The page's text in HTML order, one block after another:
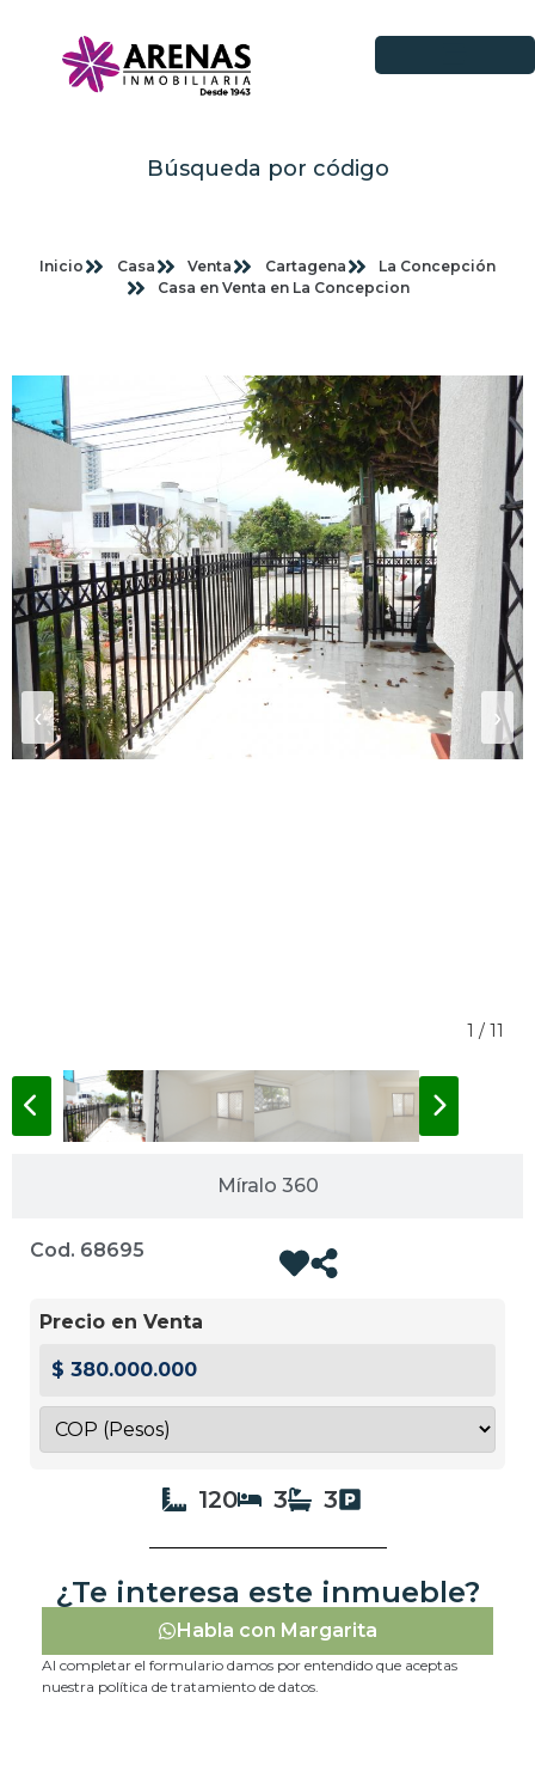
Búsqueda por código
Inicio Casa Venta Cartagena
La Concepción
Casa en Venta en La Concepcion
Míralo 360
1 / 11
‹ ›
Cod. 68695
Precio en Venta
$ 380.000.000
120 3 3
¿Te interesa este inmueble?
Habla con Margarita
Al completar el formulario damos por entendido que aceptas
nuestra política de tratamiento de datos.